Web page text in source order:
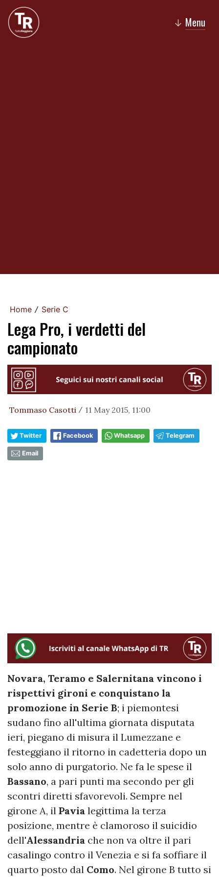
↓ Menu
Home / Serie C
Lega Pro, i verdetti del
campionato
Tommaso Casotti / 11 May 2015, 11:00
Twitter Facebook Whatsapp Telegram
Email
Novara, Teramo e Salernitana vincono i
rispettivi gironi e conquistano la
promozione in Serie B; i piemontesi
sudano fino all'ultima giornata disputata
ieri, piegano di misura il Lumezzane e
festeggiano il ritorno in cadetteria dopo un
solo anno di purgatorio. Ne fa le spese il
Bassano, a pari punti ma secondo per gli
scontri diretti sfavorevoli. Sempre nel
girone A, il Pavia legittima la terza
posizione, mentre è clamoroso il suicidio
dell'Alessandria che non va oltre il pari
casalingo contro il Venezia e si fa soffiare il
quarto posto dal Como. Nel girone B tutto si